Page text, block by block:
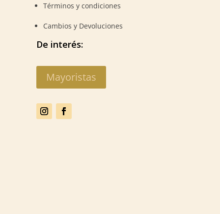
Términos y condiciones
Cambios y Devoluciones
De interés:
Mayoristas